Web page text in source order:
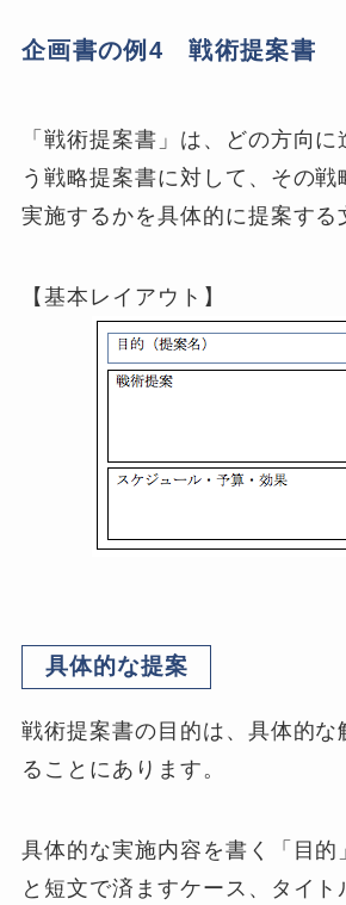
企画書の例4 戦術提案書
「戦術提案書」は、どの方向
う戦略提案書に対して、その戦
実施するかを具体的に提案する
【基本レイアウト】
具体的な提案
戦術提案書の目的は、具体的な
ることにあります。
具体的な実施内容を書く「目的
と短文で済ますケース、タイト